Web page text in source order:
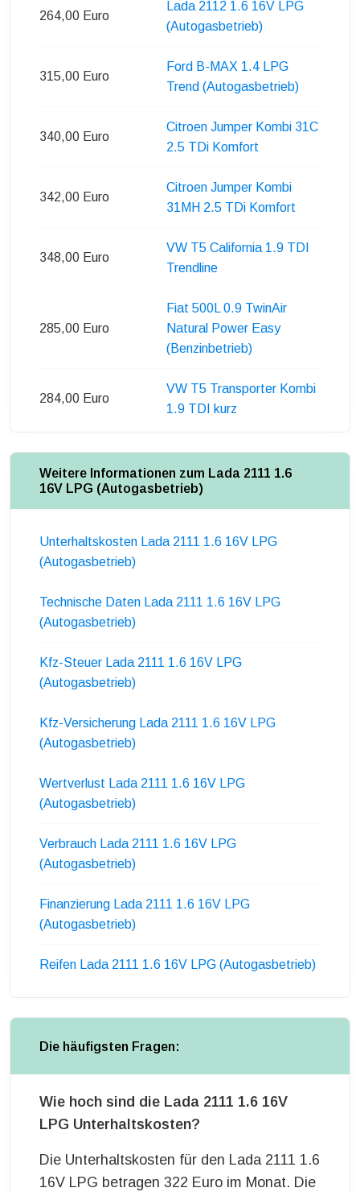
264,00 Euro
Lada 2112 1.6 16V LPG
(Autogasbetrieb)
315,00 Euro
Ford B-MAX 1.4 LPG
Trend (Autogasbetrieb)
340,00 Euro
Citroen Jumper Kombi 31C
2.5 TDi Komfort
342,00 Euro
Citroen Jumper Kombi
31MH 2.5 TDi Komfort
348,00 Euro
VW T5 California 1.9 TDI
Trendline
285,00 Euro
Fiat 500L 0.9 TwinAir
Natural Power Easy
(Benzinbetrieb)
284,00 Euro
VW T5 Transporter Kombi
1.9 TDI kurz
Weitere Informationen zum Lada 2111 1.6
16V LPG (Autogasbetrieb)
Unterhaltskosten Lada 2111 1.6 16V LPG
(Autogasbetrieb)
Technische Daten Lada 2111 1.6 16V LPG
(Autogasbetrieb)
Kfz-Steuer Lada 2111 1.6 16V LPG
(Autogasbetrieb)
Kfz-Versicherung Lada 2111 1.6 16V LPG
(Autogasbetrieb)
Wertverlust Lada 2111 1.6 16V LPG
(Autogasbetrieb)
Verbrauch Lada 2111 1.6 16V LPG
(Autogasbetrieb)
Finanzierung Lada 2111 1.6 16V LPG
(Autogasbetrieb)
Reifen Lada 2111 1.6 16V LPG (Autogasbetrieb)
Die häufigsten Fragen:
Wie hoch sind die Lada 2111 1.6 16V
LPG Unterhaltskosten?
Die Unterhaltskosten für den Lada 2111 1.6
16V LPG betragen 322 Euro im Monat. Die